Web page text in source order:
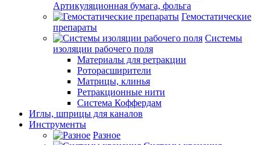
Артикуляционная бумага, фольга
Гемостатические
препараты
Системы
изоляции рабочего поля
Материалы для ретракции
Роторасширители
Матрицы, клинья
Ретракционные нити
Система Коффердам
Иглы, шприцы для каналов
Инструменты
Разное